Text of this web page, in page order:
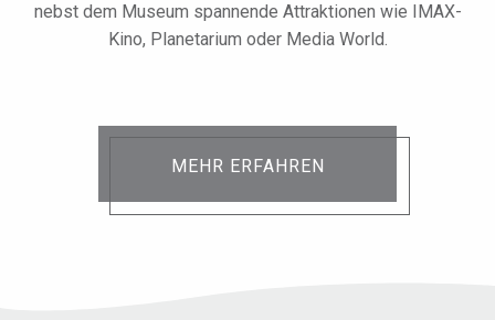
nebst dem Museum spannende Attraktionen wie IMAX-
Kino, Planetarium oder Media World.
MEHR ERFAHREN